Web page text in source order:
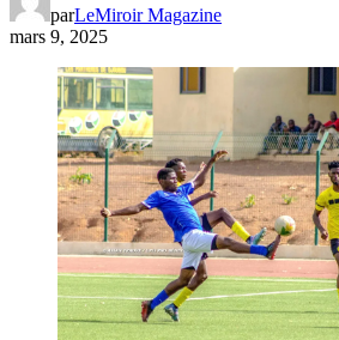
parLeMiroir Magazine
mars 9, 2025